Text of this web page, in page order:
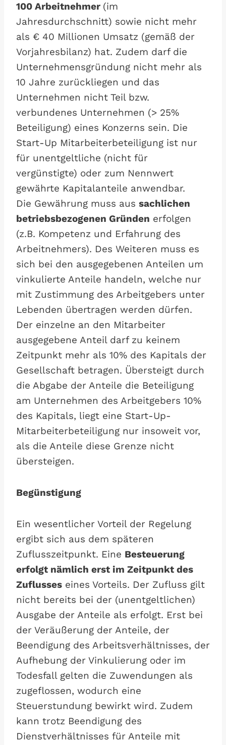
100 Arbeitnehmer (im
Jahresdurchschnitt) sowie nicht mehr
als € 40 Millionen Umsatz (gemäß der
Vorjahresbilanz) hat. Zudem darf die
Unternehmensgründung nicht mehr als
10 Jahre zurückliegen und das
Unternehmen nicht Teil bzw.
verbundenes Unternehmen (> 25%
Beteiligung) eines Konzerns sein. Die
Start-Up Mitarbeiterbeteiligung ist nur
für unentgeltliche (nicht für
vergünstigte) oder zum Nennwert
gewährte Kapitalanteile anwendbar.
Die Gewährung muss aus sachlichen
betriebsbezogenen Gründen erfolgen
(z.B. Kompetenz und Erfahrung des
Arbeitnehmers). Des Weiteren muss es
sich bei den ausgegebenen Anteilen um
vinkulierte Anteile handeln, welche nur
mit Zustimmung des Arbeitgebers unter
Lebenden übertragen werden dürfen.
Der einzelne an den Mitarbeiter
ausgegebene Anteil darf zu keinem
Zeitpunkt mehr als 10% des Kapitals der
Gesellschaft betragen. Übersteigt durch
die Abgabe der Anteile die Beteiligung
am Unternehmen des Arbeitgebers 10%
des Kapitals, liegt eine Start-Up-
Mitarbeiterbeteiligung nur insoweit vor,
als die Anteile diese Grenze nicht
übersteigen.
Begünstigung
Ein wesentlicher Vorteil der Regelung
ergibt sich aus dem späteren
Zuflusszeitpunkt. Eine Besteuerung
erfolgt nämlich erst im Zeitpunkt des
Zuflusses eines Vorteils. Der Zufluss gilt
nicht bereits bei der (unentgeltlichen)
Ausgabe der Anteile als erfolgt. Erst bei
der Veräußerung der Anteile, der
Beendigung des Arbeitsverhältnisses, der
Aufhebung der Vinkulierung oder im
Todesfall gelten die Zuwendungen als
zugeflossen, wodurch eine
Steuerstundung bewirkt wird. Zudem
kann trotz Beendigung des
Dienstverhältnisses für Anteile mit